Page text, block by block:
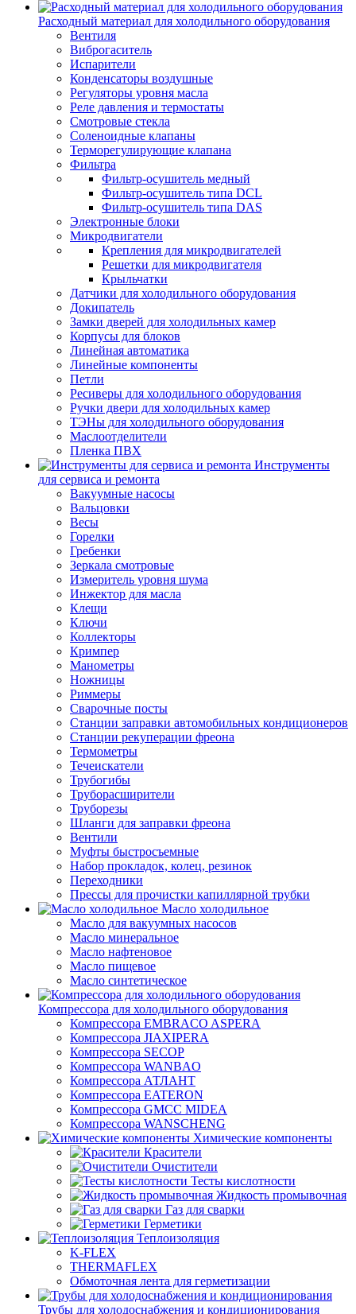
Расходный материал для холодильного оборудования
Вентиля
Виброгаситель
Испарители
Конденсаторы воздушные
Регуляторы уровня масла
Реле давления и термостаты
Смотровые стекла
Соленоидные клапаны
Терморегулирующие клапана
Фильтра
Фильтр-осушитель медный
Фильтр-осушитель типа DCL
Фильтр-осушитель типа DAS
Электронные блоки
Микродвигатели
Крепления для микродвигателей
Решетки для микродвигателя
Крыльчатки
Датчики для холодильного оборудования
Докипатель
Замки дверей для холодильных камер
Корпусы для блоков
Линейная автоматика
Линейные компоненты
Петли
Ресиверы для холодильного оборудования
Ручки двери для холодильных камер
ТЭНы для холодильного оборудования
Маслоотделители
Пленка ПВХ
Инструменты
для сервиса и ремонта
Вакуумные насосы
Вальцовки
Весы
Горелки
Гребенки
Зеркала смотровые
Измеритель уровня шума
Инжектор для масла
Клещи
Ключи
Коллекторы
Кримпер
Манометры
Ножницы
Риммеры
Сварочные посты
Станции заправки автомобильных кондиционеров
Станции рекуперации фреона
Термометры
Течеискатели
Трубогибы
Труборасширители
Труборезы
Шланги для заправки фреона
Вентили
Муфты быстросъемные
Набор прокладок, колец, резинок
Переходники
Прессы для прочистки капиллярной трубки
Масло холодильное
Масло для вакуумных насосов
Масло минеральное
Масло нафтеновое
Масло пищевое
Масло синтетическое
Компрессора для холодильного оборудования
Компрессора EMBRACO ASPERA
Компрессора JIAXIPERA
Компрессора SECOP
Компрессора WANBAO
Компрессора АТЛАНТ
Компрессора EATERON
Компрессора GMCC MIDEA
Компрессора WANSCHENG
Химические компоненты
Красители
Очистители
Тесты кислотности
Жидкость промывочная
Газ для сварки
Герметики
Теплоизоляция
K-FLEX
THERMAFLEX
Обмоточная лента для герметизации
Трубы для холодоснабжения и кондиционирования